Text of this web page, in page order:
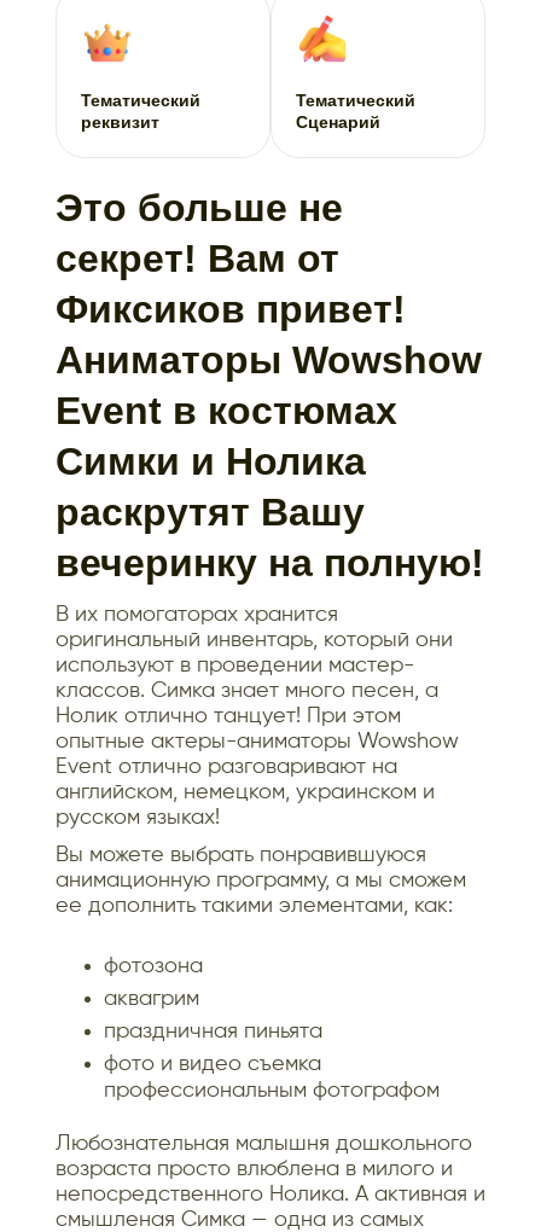
Тематический
реквизит
Тематический
Сценарий
Это больше не
секрет! Вам от
Фиксиков привет!
Аниматоры Wowshow
Event в костюмах
Симки и Нолика
раскрутят Вашу
вечеринку на полную!
В их помогаторах хранится
оригинальный инвентарь, который они
используют в проведении мастер-
классов. Симка знает много песен, а
Нолик отлично танцует! При этом
опытные актеры-аниматоры Wowshow
Event отлично разговаривают на
английском, немецком, украинском и
русском языках!
Вы можете выбрать понравившуюся
анимационную программу, а мы сможем
ее дополнить такими элементами, как:
фотозона
аквагрим
праздничная пиньята
фото и видео съемка
профессиональным фотографом
Любознательная малышня дошкольного
возраста просто влюблена в милого и
непосредственного Нолика. А активная и
смышленая Симка — одна из самых